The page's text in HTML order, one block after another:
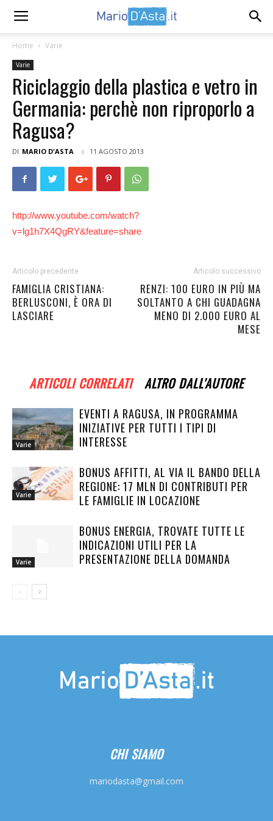
Home Varie
Varie
Riciclaggio della plastica e vetro in
Germania: perchè non riproporlo a
Ragusa?
DI MARIO D'ASTA 11 AGOSTO 2013
http://www.youtube.com/watch?
v=lg1h7X4QgRY&feature=share
Articolo precedente
FAMIGLIA CRISTIANA:
BERLUSCONI, È ORA DI
LASCIARE
Articolo successivo
RENZI: 100 EURO IN PIÙ MA
SOLTANTO A CHI GUADAGNA
MENO DI 2.000 EURO AL
MESE
ARTICOLI CORRELATI ALTRO DALL'AUTORE
Varie
EVENTI A RAGUSA, IN PROGRAMMA
INIZIATIVE PER TUTTI I TIPI DI
INTERESSE
Varie
BONUS AFFITTI, AL VIA IL BANDO DELLA
REGIONE: 17 MLN DI CONTRIBUTI PER
LE FAMIGLIE IN LOCAZIONE
Varie
BONUS ENERGIA, TROVATE TUTTE LE
INDICAZIONI UTILI PER LA
PRESENTAZIONE DELLA DOMANDA
CHI SIAMO
mariodasta@gmail.com